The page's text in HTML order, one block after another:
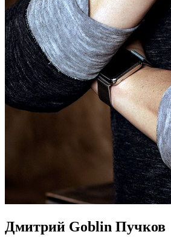
Дмитрий Goblin Пучков